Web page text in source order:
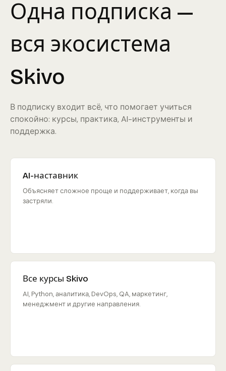
Одна подписка —
вся экосистема
Skivo
В подписку входит всё, что помогает учиться
спокойно: курсы, практика, AI-инструменты и
поддержка.
AI-наставник
Объясняет сложное проще и поддерживает, когда вы
застряли.
Все курсы Skivo
AI, Python, аналитика, DevOps, QA, маркетинг,
менеджмент и другие направления.